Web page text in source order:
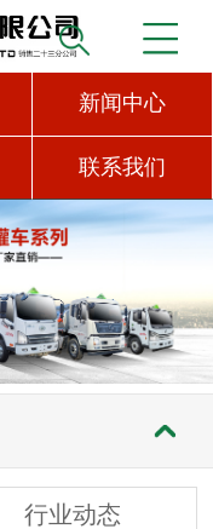
新闻中心
联系我们
行业动态